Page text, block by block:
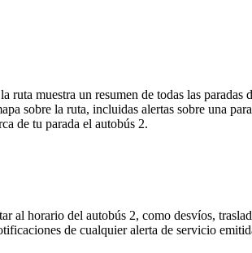
muestra un resumen de todas las
sobre la ruta, incluidas alertas sobre una
de tu parada el autobús 2.
horario del autobús 2, como desvíos,
de cualquier alerta de servicio